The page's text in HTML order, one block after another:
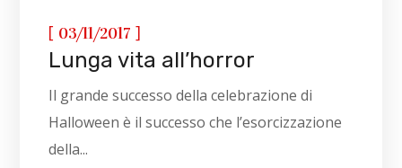
[ 03/11/2017 ]
Lunga vita all’horror
Il grande successo della celebrazione di
Halloween è il successo che l’esorcizzazione
della...